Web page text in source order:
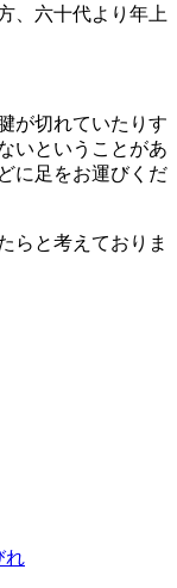
、六十代より年上
が切れていたりす
いということがあ
に足をお運びくだ
らと考えておりま
れ